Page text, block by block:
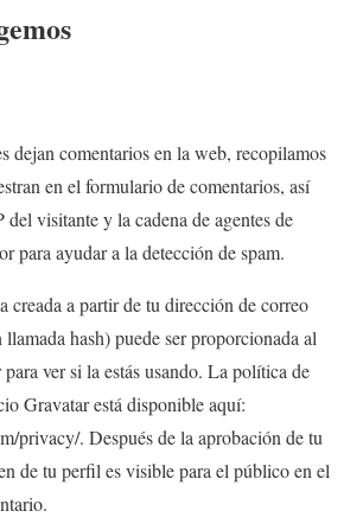
dejan comentarios en la web, recopilamos
en el formulario de comentarios, así
visitante y la cadena de agentes de
para ayudar a la detección de spam.
creada a partir de tu dirección de correo
hash) puede ser proporcionada al
ver si la estás usando. La política de
Gravatar está disponible aquí:
privacy/. Después de la aprobación de tu
de tu perfil es visible para el público en el